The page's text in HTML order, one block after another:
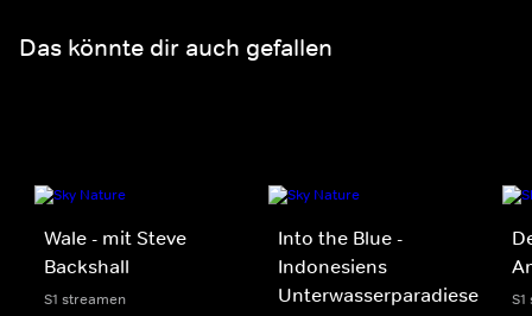
Das könnte dir auch gefallen
Wale - mit Steve
Backshall
S1 streamen
Into the Blue -
Indonesiens
Unterwasserparadiese